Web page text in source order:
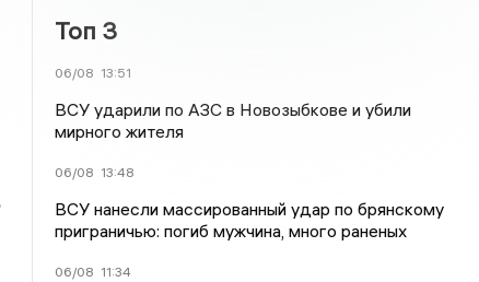
Топ 3
06/08 13:51
ВСУ ударили по АЗС в Новозыбкове и убили
мирного жителя
06/08 13:48
ВСУ нанесли массированный удар по брянскому
приграничью: погиб мужчина, много раненых
06/08 11:34